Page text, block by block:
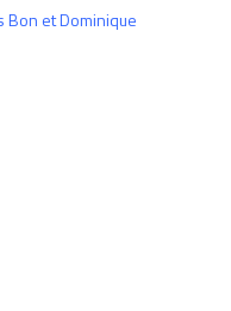
Bon et Dominique